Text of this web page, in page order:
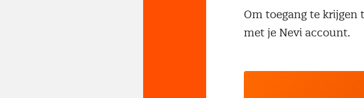
Om toegang te
met je Nevi account.